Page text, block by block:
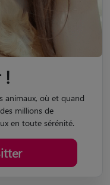
!
animaux, où et quand
millions de
en toute sérénité.